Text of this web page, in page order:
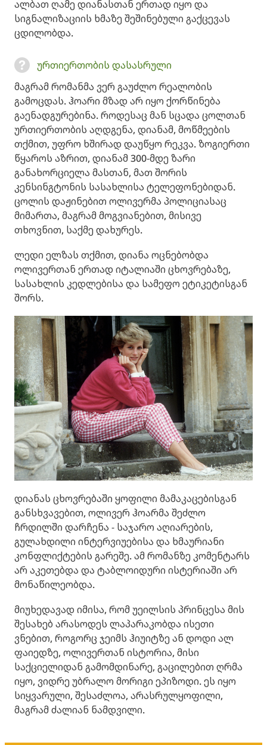
ალბათ ღამე დიანასთან ერთად იყო და
სიგნალიზაციის ხმაზე შეშინებული გაქცევას
ცდილობდა.
ურთიერთობის დასასრული
მაგრამ რომანმა ვერ გაუძლო რეალობის
გამოცდას. ჰოარი მზად არ იყო ქორწინება
გაენადგურებინა. როდესაც მან სცადა ცოლთან
ურთიერთობის აღდგენა, დიანამ, მოწმეების
თქმით, უფრო ხშირად დაუწყო რეკვა. ზოგიერთი
წყაროს აზრით, დიანამ 300-მდე ზარი
განახორციელა მასთან, მათ შორის
კენსინგტონის სასახლისა ტელეფონებიდან.
ცოლის დაჟინებით ოლივერმა პოლიციასაც
მიმართა, მაგრამ მოგვიანებით, მისივე
თხოვნით, საქმე დახურეს.
ლედი ელზას თქმით, დიანა ოცნებობდა
ოლივერთან ერთად იტალიაში ცხოვრებაზე,
სასახლის კედლებისა და სამეფო ეტიკეტისგან
შორს.
დიანას ცხოვრებაში ყოფილი მამაკაცებისგან
განსხვავებით, ოლივერ ჰოარმა შეძლო
ჩრდილში დარჩენა - საჯარო აღიარების,
გულახდილი ინტერვიუებისა და ხმაურიანი
კონფლიქტების გარეშე. ამ რომანზე კომენტარს
არ აკეთებდა და ტაბლოიდური ისტერიაში არ
მონაწილეობდა.
მიუხედავად იმისა, რომ უეილსის პრინცესა მის
შესახებ არასოდეს ლაპარაკობდა ისეთი
ვნებით, როგორც ჯეიმს ჰიუიტზე ან დოდი ალ
ფაიედზე, ოლივერთან ისტორია, მისი
საქციელიდან გამომდინარე, გაცილებით ღრმა
იყო, ვიდრე უბრალო მორიგი ეპიზოდი. ეს იყო
სიყვარული, შესაძლოა, არასრულყოფილი,
მაგრამ ძალიან ნამდვილი.